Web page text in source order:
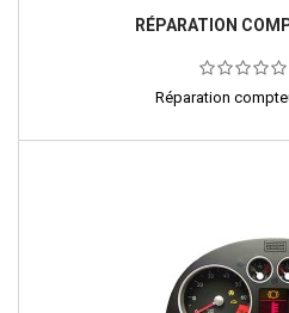
RÉPARATION
Réparation